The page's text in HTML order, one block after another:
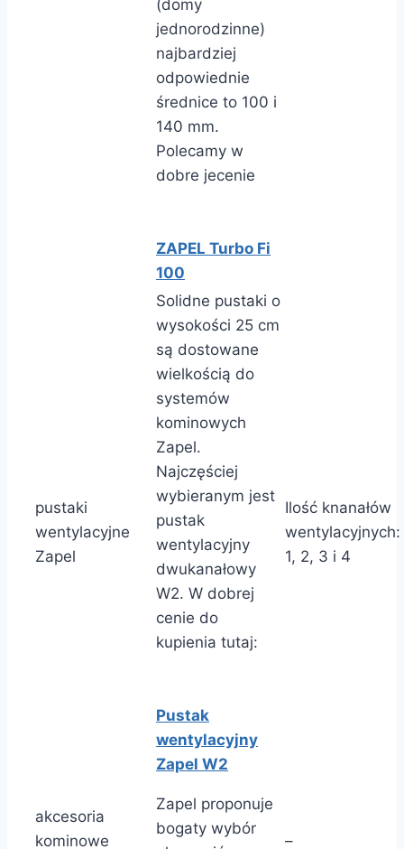
(domy
jednorodzinne)
najbardziej
odpowiednie
średnice to 100 i
140 mm.
Polecamy w
dobre jecenie
ZAPEL Turbo Fi
100
pustaki
wentylacyjne
Zapel
Solidne pustaki o
wysokości 25 cm
są dostowane
wielkością do
systemów
kominowych
Zapel.
Najczęściej
wybieranym jest
pustak
wentylacyjny
dwukanałowy
W2. W dobrej
cenie do
kupienia tutaj:
Pustak
wentylacyjny
Zapel W2
Ilość knanałów
wentylacyjnych:
1, 2, 3 i 4
akcesoria
kominowe
Zapel proponuje
bogaty wybór
–